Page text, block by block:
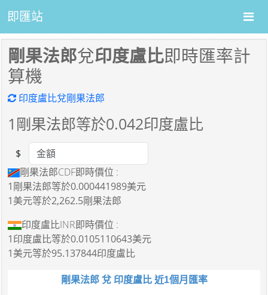
即匯站
剛果法郎兌印度盧比即時匯率計
算機
印度盧比兌剛果法郎
1 剛果法郎等於0.042印度盧比
Amount
$
剛果法郎CDF即時價位 :
1剛果法郎等於0.000441989美元
1美元等於2,262.5剛果法郎
印度盧比INR即時價位 :
1印度盧比等於0.0105110643美元
1美元等於95.137844印度盧比
剛果法郎 兌 印度盧比 近1個月匯率